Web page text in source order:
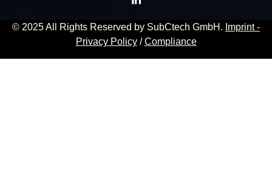
© 2025 All Rights Reserved by SubCtech GmbH. Imprint -
Privacy Policy/Compliance